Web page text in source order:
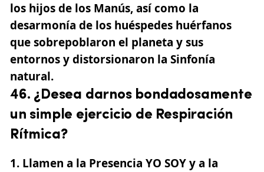
los hijos de los Manús, así como la
desarmonía de los huéspedes huérfanos
que sobrepoblaron el planeta y sus
entornos y distorsionaron la Sinfonía
natural.
46. ¿Desea darnos bondadosamente
un simple ejercicio de Respiración
Rítmica?
Llamen a la Presencia YO SOY y a la